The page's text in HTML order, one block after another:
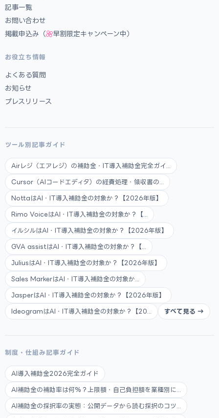
記事一覧
お問い合わせ
掲載申込み（
早割限定キャンペーン中）
お役立ち情報
よくある質問
お知らせ
プレスリリース
ツール別記事ガイド
Airレジ（エアレジ）の補助金・IT導入補助金完全ガイ...
Cursor（AIコードエディタ）の経費処理・領収書の...
NottaはAI・IT導入補助金の対象か？【2026年版】
Rimo VoiceはAI・IT導入補助金の対象か？【...
イルシルはAI・IT導入補助金の対象か？【2026年版】
GVA assistはAI・IT導入補助金の対象か？【...
JuliusはAI・IT導入補助金の対象か？【2026年版】
Sales MarkerはAI・IT導入補助金の対象か...
JasperはAI・IT導入補助金の対象か？【2026年版】
IdeogramはAI・IT導入補助金の対象か？【20... すべて見る →
制度・仕組み記事ガイド
AI導入補助金2026完全ガイド
AI補助金の補助率は何%？上限額・自己負担額を業種別に...
AI補助金の採択率の実態：公開データから読む採択のコツ...